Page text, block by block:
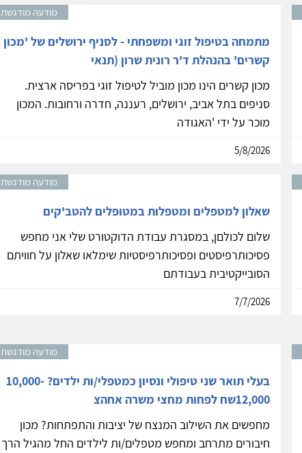
מודעה מודגשת
מתמחה בטיפול זוגי ומשפחתי - לסניף ירושלים של 'מכון
קשרים' בהנהלת ד'ר רונית שרון (תנאי
מכון קשרים הינו מכון מוביל לטיפול זוגי בפריסה ארצית.
סניפים בתל אביב, ירושלים, רעננה, חדרה ורחובות. המכון
מוכר על ידי 'האגודה
5/8/2026
מודעה מודגשת
שאלון למטפלים ומטפלות במטופלים להטב'קים
שלום לכולםן, במסגרת עבודת הדוקטורט שלי אני מחפש
פסיכותרפיסטים ופסיכותרפיסטיות שימלאו שאלון על חוויתם
הסובייקטיבית בעבודתם
7/7/2026
מודעה מודגשת
בעלי תואר שני טיפולי ונסיון כמטפלי/ות ילדים? 10,000-
12,000שח לפחות מחצי משרה אחהצ
מחפשים את השילוב המנצח של יציבות והתפתחות? מכון
חיבורים מתרחב ומחפש מטפלים/ות לילדים החל מהגיל הרך